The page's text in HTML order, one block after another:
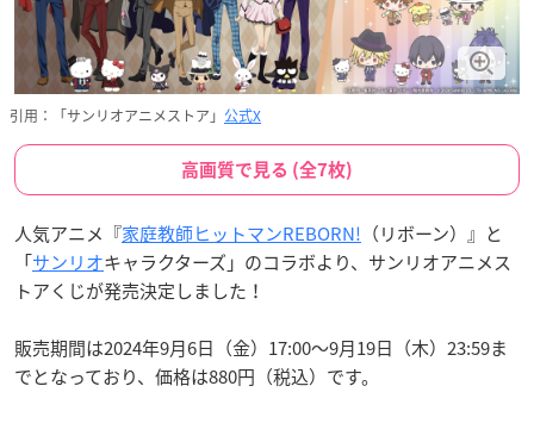
引用：「サンリオアニメストア」 公式X
高画質で見る (全7枚)
人気アニメ『家庭教師ヒットマンREBORN! （リボーン）』と
「サンリオキャラクターズ」のコラボより、サンリオアニメス
トアくじが発売決定しました！
販売期間は2024年9月6日（金）17:00～9月19日（木） 23:59ま
でとなっており、価格は880円（税込）です。